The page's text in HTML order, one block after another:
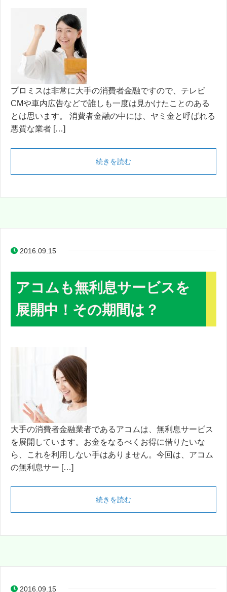
プロミスは非常に大手の消費者金融ですので、テレビ
CMや車内広告などで誰しも一度は見かけたことのある
とは思います。 消費者金融の中には、ヤミ金と呼ばれる
悪質な業者 […]
続きを読む
2016.09.15
アコムも無利息サービスを
展開中！その期間は？
大手の消費者金融業者であるアコムは、無利息サービス
を展開しています。お金をなるべくお得に借りたいな
ら、これを利用しない手はありません。今回は、アコム
の無利息サー […]
続きを読む
2016.09.15